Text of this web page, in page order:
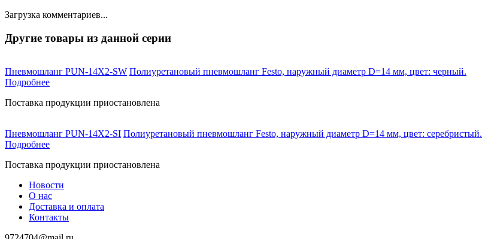
Загрузка комментариев...
Другие товары из данной серии
Пневмошланг PUN-14X2-SW Полиуретановый пневмошланг Festo, наружный диаметр D=14 мм, цвет: черный.
Подробнее
Поставка продукции приостановлена
Пневмошланг PUN-14X2-SI Полиуретановый пневмошланг Festo, наружный диаметр D=14 мм, цвет: серебристый.
Подробнее
Поставка продукции приостановлена
Новости
О нас
Доставка и оплата
Контакты